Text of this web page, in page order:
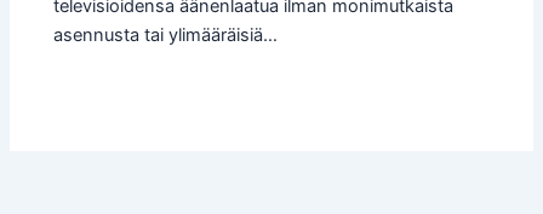
televisioidensa äänenlaatua ilman monimutkaista
asennusta tai ylimääräisiä…